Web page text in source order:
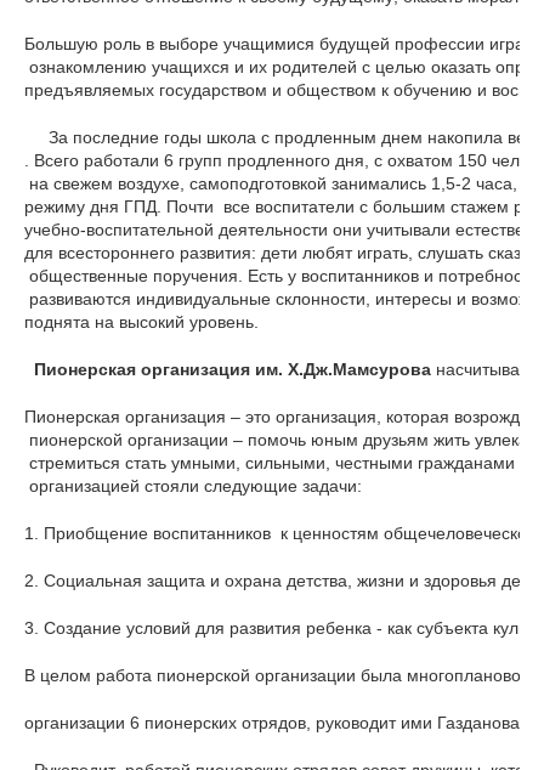
Большую роль в выборе учащимися будущей профессии
ознакомлению учащихся и их родителей с целью оказать
предъявляемых государством и обществом к обучению и
За последние годы школа с продленным днем накопила
. Всего работали 6 групп продленного дня, с охватом 150
на свежем воздухе, самоподготовкой занимались 1,5-2 часа,
режиму дня ГПД. Почти  все воспитатели с большим стажем
учебно-воспитательной деятельности они учитывали
для всестороннего развития: дети любят играть, слушать
общественные поручения. Есть у воспитанников и
развиваются индивидуальные склонности, интересы и
поднята на высокий уровень.
Пионерская организация им. Х.Дж.Мамсурова
Пионерская организация – это организация, которая
пионерской организации – помочь юным друзьям жить
стремиться стать умными, сильными, честными гражданами
организацией стояли следующие задачи:
1. Приобщение воспитанников  к ценностям общечеловеческой,
2. Социальная защита и охрана детства, жизни и здоровья
3. Создание условий для развития ребенка - как субъекта
В целом работа пионерской организации была многоплановой
организации 6 пионерских отрядов, руководит ими Газданова